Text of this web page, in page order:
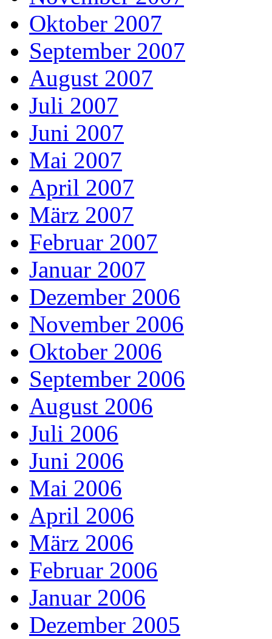
Oktober 2007
September 2007
August 2007
Juli 2007
Juni 2007
Mai 2007
April 2007
März 2007
Februar 2007
Januar 2007
Dezember 2006
November 2006
Oktober 2006
September 2006
August 2006
Juli 2006
Juni 2006
Mai 2006
April 2006
März 2006
Februar 2006
Januar 2006
Dezember 2005